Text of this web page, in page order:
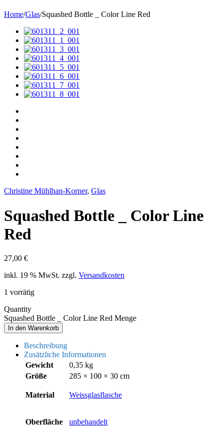
Home/Glas/Squashed Bottle _ Color Line Red
Christine Mühlhan-Korner, Glas
Squashed Bottle _ Color Line
Red
27,00 €
inkl. 19 % MwSt. zzgl. Versandkosten
1 vorrätig
Quantity
Squashed Bottle _ Color Line Red Menge
In den Warenkorb
Beschreibung
Zusätzliche Informationen
Gewicht
0,35 kg
Größe
285 × 100 × 30 cm
Material Weissglasflasche
Oberfläche unbehandelt